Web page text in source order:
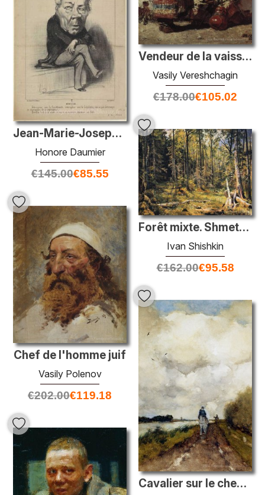
Vendeur de la vaisselle ouzbek
Vasily Vereshchagin
€178.00€105.02
Jean-Marie-Joseph Deville
Honore Daumier
€145.00€85.55
Forêt mixte. Shmetsk près de Narva
Ivan Shishkin
€162.00€95.58
Chef de l'homme juif
Vasily Polenov
€202.00€119.18
Cavalier sur le chemin près de Noorden